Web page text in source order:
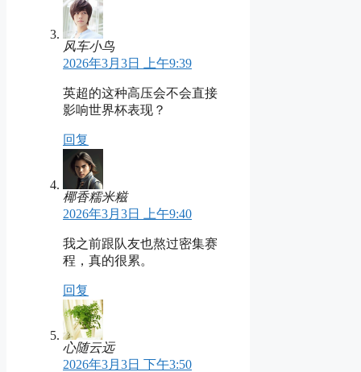
风车小鸟
2026年3月3日 上午9:39
英超的这种高压会不会直接
影响世界杯表现？
回复
椰香糯米糍
2026年3月3日 上午9:40
我之前跟队友也熬过密集赛
程，真的很累。
回复
心随云远
2026年3月3日 下午3:50